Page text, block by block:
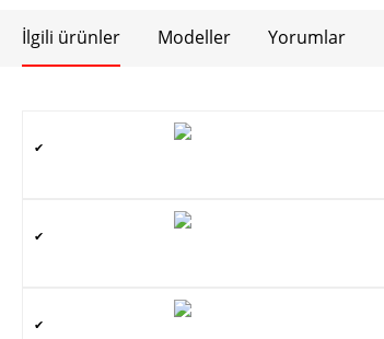
İlgili ürünler Modeller Yorumlar
✔
✔
✔